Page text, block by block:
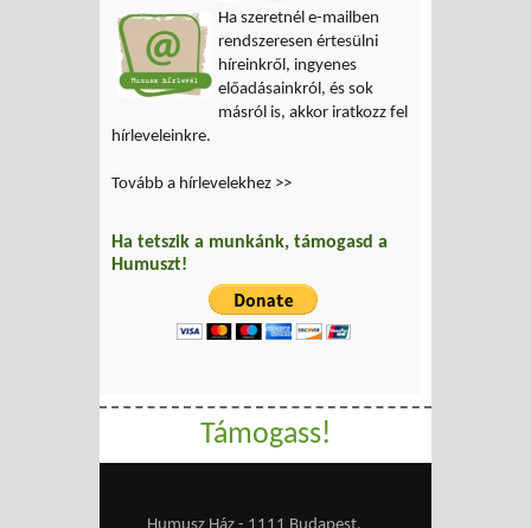
Ha szeretnél e-mailben
rendszeresen értesülni
híreinkről, ingyenes
előadásainkról, és sok
másról is, akkor iratkozz fel
hírleveleinkre.
Tovább a hírlevelekhez >>
Ha tetszik a munkánk, támogasd a
Humuszt!
Támogass!